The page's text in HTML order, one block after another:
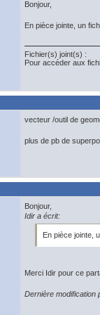
Bonjour,
En pièce jointe, un
Fichier(s) joint(s) :
Pour accéder aux
vecteur /outil de
plus de pb de
Bonjour,
Idir a écrit:
En pièce jointe,
Merci Idir pour ce
Dernière modification